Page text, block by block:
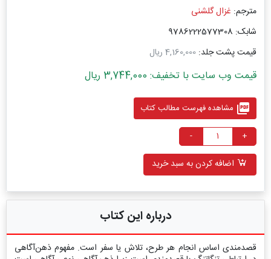
مترجم: غزال گلشنی
شابک: 9786222577308
قیمت پشت جلد: 4,160,000 ریال
قیمت وب سایت با تخفیف: 3,744,000 ریال
picture_as_pdf مشاهده فهرست مطالب کتاب
+
-
اضافه کردن به سبد خرید
درباره این کتاب
قصدمندی اساس انجام هر طرح، تلاش یا سفر است. مفهوم ذهن‌آگاهی